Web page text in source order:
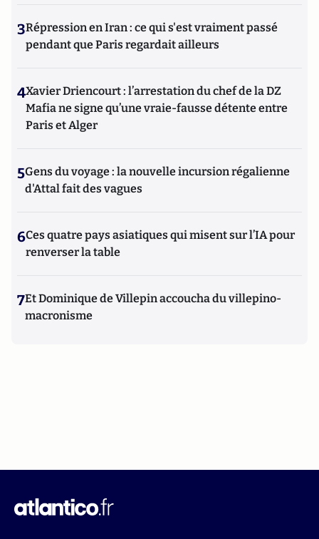
3Répression en Iran : ce qui s'est vraiment passé
pendant que Paris regardait ailleurs
4Xavier Driencourt : l’arrestation du chef de la DZ
Mafia ne signe qu’une vraie-fausse détente entre
Paris et Alger
5Gens du voyage : la nouvelle incursion régalienne
d'Attal fait des vagues
6Ces quatre pays asiatiques qui misent sur l’IA pour
renverser la table
7Et Dominique de Villepin accoucha du villepino-
macronisme